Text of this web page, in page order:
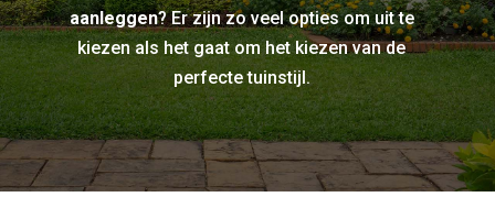
aanleggen? Er zijn zo veel opties om uit te
kiezen als het gaat om het kiezen van de
perfecte tuinstijl.